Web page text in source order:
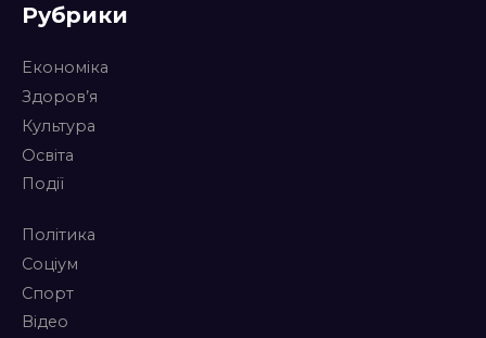
Рубрики
Економіка
Здоров’я
Культура
Освіта
Події
Політика
Соціум
Спорт
Відео